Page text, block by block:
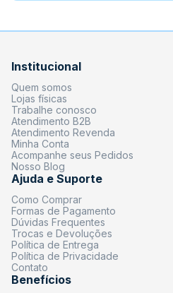
Institucional
Quem somos
Lojas físicas
Trabalhe conosco
Atendimento B2B
Atendimento Revenda
Minha Conta
Acompanhe seus Pedidos
Nosso Blog
Ajuda e Suporte
Como Comprar
Formas de Pagamento
Dúvidas Frequentes
Trocas e Devoluções
Política de Entrega
Política de Privacidade
Contato
Benefícios